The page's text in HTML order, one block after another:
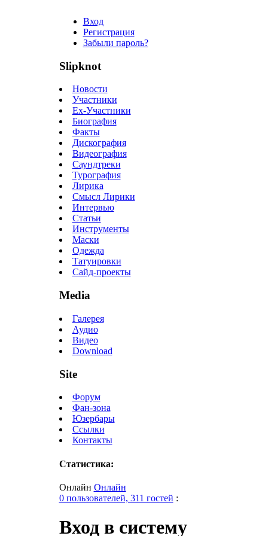
Вход
Регистрация
Забыли пароль?
Slipknot
Новости
Участники
Ex-Участники
Биография
Факты
Дискография
Видеография
Саундтреки
Турография
Лирика
Смысл Лирики
Интервью
Статьи
Инструменты
Маски
Одежда
Татуировки
Сайд-проекты
Media
Галерея
Аудио
Видео
Download
Site
Форум
Фан-зона
Юзербары
Ссылки
Контакты
Статистика:
Онлайн Онлайн
0 пользователей, 311 гостей :
Вход в систему